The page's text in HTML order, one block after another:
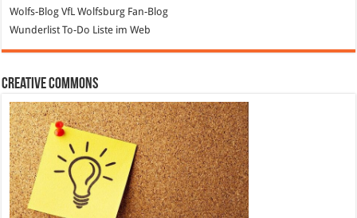
Wolfs-Blog VfL Wolfsburg Fan-Blog
WunderlistTo-Do Liste im Web
Creative Commons